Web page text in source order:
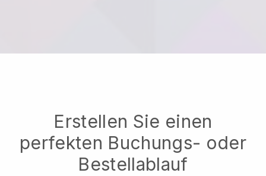
Erstellen Sie einen
perfekten Buchungs- oder
Bestellablauf